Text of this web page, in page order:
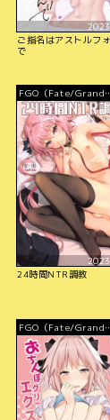
ご指名はアストルフ
で
FGO（Fate/Grand
Order）
24時間NTR調教
FGO（Fate/Grand
Order）